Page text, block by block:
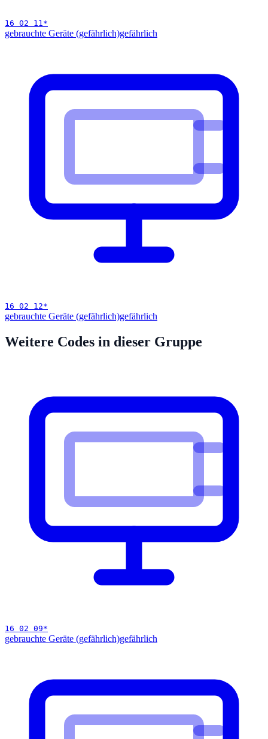
16 02 11 *
gebrauchte Geräte (gefährlich)gefährlich
16 02 12*
gebrauchte Geräte (gefährlich)gefährlich
Weitere Codes in dieser Gruppe
16 02 09*
gebrauchte Geräte (gefährlich)gefährlich